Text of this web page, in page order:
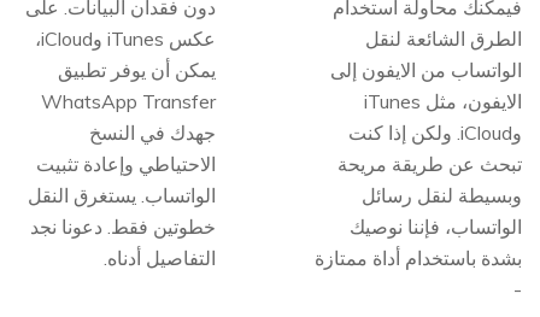
فيمكنك محاولة استخدام
الطرق الشائعة لنقل
الواتساب من الايفون إلى
الايفون، مثل iTunes
وiCloud. ولكن إذا كنت
تبحث عن طريقة مريحة
وبسيطة لنقل رسائل
الواتساب، فإننا نوصيك
بشدة باستخدام أداة ممتازة
-
دون فقدان البيانات. على
عكس iTunes وiCloud،
يمكن أن يوفر تطبيق
WhatsApp Transfer
جهدك في النسخ
الاحتياطي وإعادة تثبيت
الواتساب. يستغرق النقل
خطوتين فقط. دعونا نجد
التفاصيل أدناه.